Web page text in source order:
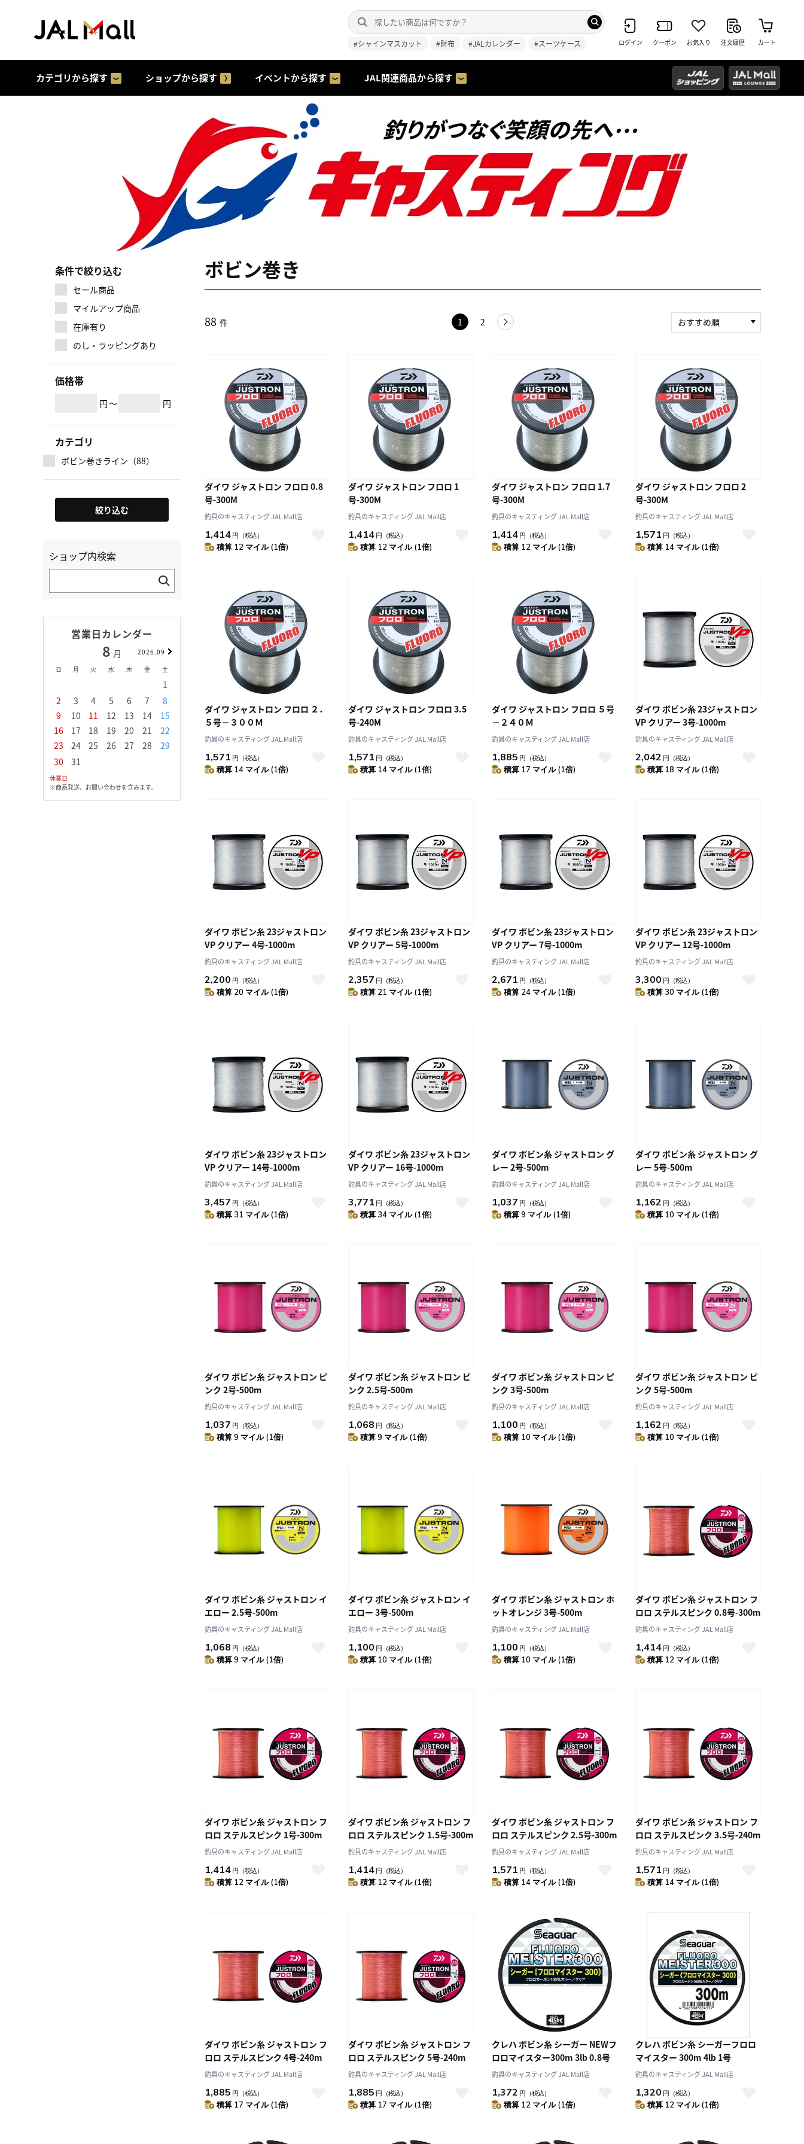
#シャインマスカット #財布 #JALカレンダー #スーツケース ログイン クーポン お気入り 注文履歴 カート
カテゴリから探す ショップから探す イベントから探す JAL関連商品から探す
マイルアップ商品
条件で絞り込む
セール商品
在庫有り
のし・ラッピングあり
価格帯
円～ 円
カテゴリ
ボビン巻きライン（88）
絞り込む
ショップ内検索
営業日カレンダー
8 月
2026.09
日
月 火 水 木 金 土
1
2
3 4 5 6 7
8
9
10 11 12 13 14
15
16
17 18 19 20 21
22
23
24 25 26 27 28
29
30
31
9月
2026.10
火 水 木 金 土
2 3 4
14 15 16 17 18
19
21
10月
2026.11
水 木 金 土
1 2
3
12 13 14 15 16
17
19
26 27 28 29 30 31
休業日
※商品発送、お問い合わせを含みます。
ボビン巻き
88 件 1 2
おすすめ順
順）
人気順
レビュー件数（多い
順）
レビュー評価（高い
順）
価格（安い順）
価格（高い順）
ダイワ ジャストロン フロロ 0.8
号-300M
釣具のキャスティング JAL Mall店
1,414 円 （税込）
積算 12 マイル (1倍)
ダイワ ジャストロン フロロ 1
号-300M
釣具のキャスティング JAL Mall店
1,414 円 （税込）
積算 12 マイル (1倍)
ダイワ ジャストロン フロロ 1.7
号-300M
釣具のキャスティング JAL Mall店
1,414 円 （税込）
積算 12 マイル (1倍)
ダイワ ジャストロン フロロ 2
号-300M
釣具のキャスティング JAL Mall店
1,571 円 （税込）
積算 14 マイル (1倍)
ダイワ ジャストロン フロロ ２．
５号－３００Ｍ
釣具のキャスティング JAL Mall店
1,571 円 （税込）
積算 14 マイル (1倍)
ダイワ ジャストロン フロロ 3.5
号-240M
釣具のキャスティング JAL Mall店
1,571 円 （税込）
積算 14 マイル (1倍)
ダイワ ジャストロン フロロ ５号
－２４０Ｍ
釣具のキャスティング JAL Mall店
1,885 円 （税込）
積算 17 マイル (1倍)
ダイワ ボビン糸 23ジャストロン
VP クリアー 3号-1000m
釣具のキャスティング JAL Mall店
2,042 円 （税込）
積算 18 マイル (1倍)
ダイワ ボビン糸 23ジャストロン
VP クリアー 4号-1000m
釣具のキャスティング JAL Mall店
2,200 円 （税込）
積算 20 マイル (1倍)
ダイワ ボビン糸 23ジャストロン
VP クリアー 5号-1000m
釣具のキャスティング JAL Mall店
2,357 円 （税込）
積算 21 マイル (1倍)
ダイワ ボビン糸 23ジャストロン
VP クリアー 7号-1000m
釣具のキャスティング JAL Mall店
2,671 円 （税込）
積算 24 マイル (1倍)
ダイワ ボビン糸 23ジャストロン
VP クリアー 12号-1000m
釣具のキャスティング JAL Mall店
3,300 円 （税込）
積算 30 マイル (1倍)
ダイワ ボビン糸 23ジャストロン
VP クリアー 14号-1000m
釣具のキャスティング JAL Mall店
3,457 円 （税込）
積算 31 マイル (1倍)
ダイワ ボビン糸 23ジャストロン
VP クリアー 16号-1000m
釣具のキャスティング JAL Mall店
3,771 円 （税込）
積算 34 マイル (1倍)
ダイワ ボビン糸 ジャストロン グ
レー 2号-500m
釣具のキャスティング JAL Mall店
1,037 円 （税込）
積算 9 マイル (1倍)
ダイワ ボビン糸 ジャストロン グ
レー 5号-500m
釣具のキャスティング JAL Mall店
1,162 円 （税込）
積算 10 マイル (1倍)
ダイワ ボビン糸 ジャストロン ピ
ンク 2号-500m
釣具のキャスティング JAL Mall店
1,037 円 （税込）
積算 9 マイル (1倍)
ダイワ ボビン糸 ジャストロン ピ
ンク 2.5号-500m
釣具のキャスティング JAL Mall店
1,068 円 （税込）
積算 9 マイル (1倍)
ダイワ ボビン糸 ジャストロン ピ
ンク 3号-500m
釣具のキャスティング JAL Mall店
1,100 円 （税込）
積算 10 マイル (1倍)
ダイワ ボビン糸 ジャストロン ピ
ンク 5号-500m
釣具のキャスティング JAL Mall店
1,162 円 （税込）
積算 10 マイル (1倍)
ダイワ ボビン糸 ジャストロン イ
エロー 2.5号-500m
釣具のキャスティング JAL Mall店
1,068 円 （税込）
積算 9 マイル (1倍)
ダイワ ボビン糸 ジャストロン イ
エロー 3号-500m
釣具のキャスティング JAL Mall店
1,100 円 （税込）
積算 10 マイル (1倍)
ダイワ ボビン糸 ジャストロン ホ
ットオレンジ 3号-500m
釣具のキャスティング JAL Mall店
1,100 円 （税込）
積算 10 マイル (1倍)
ダイワ ボビン糸 ジャストロン フ
ロロ ステルスピンク 0.8号-300m
釣具のキャスティング JAL Mall店
1,414 円 （税込）
積算 12 マイル (1倍)
ダイワ ボビン糸 ジャストロン フ
ロロ ステルスピンク 1号-300m
釣具のキャスティング JAL Mall店
1,414 円 （税込）
積算 12 マイル (1倍)
ダイワ ボビン糸 ジャストロン フ
ロロ ステルスピンク 1.5号-300m
釣具のキャスティング JAL Mall店
1,414 円 （税込）
積算 12 マイル (1倍)
ダイワ ボビン糸 ジャストロン フ
ロロ ステルスピンク 2.5号-300m
釣具のキャスティング JAL Mall店
1,571 円 （税込）
積算 14 マイル (1倍)
ダイワ ボビン糸 ジャストロン フ
ロロ ステルスピンク 3.5号-240m
釣具のキャスティング JAL Mall店
1,571 円 （税込）
積算 14 マイル (1倍)
ダイワ ボビン糸 ジャストロン フ
ロロ ステルスピンク 4号-240m
釣具のキャスティング JAL Mall店
1,885 円 （税込）
積算 17 マイル (1倍)
ダイワ ボビン糸 ジャストロン フ
ロロ ステルスピンク 5号-240m
釣具のキャスティング JAL Mall店
1,885 円 （税込）
積算 17 マイル (1倍)
クレハ ボビン糸 シーガー NEWフ
ロロマイスター300m 3lb 0.8号
釣具のキャスティング JAL Mall店
1,372 円 （税込）
積算 12 マイル (1倍)
クレハ ボビン糸 シーガーフロロ
マイスター 300m 4lb 1号
釣具のキャスティング JAL Mall店
1,320 円 （税込）
積算 12 マイル (1倍)